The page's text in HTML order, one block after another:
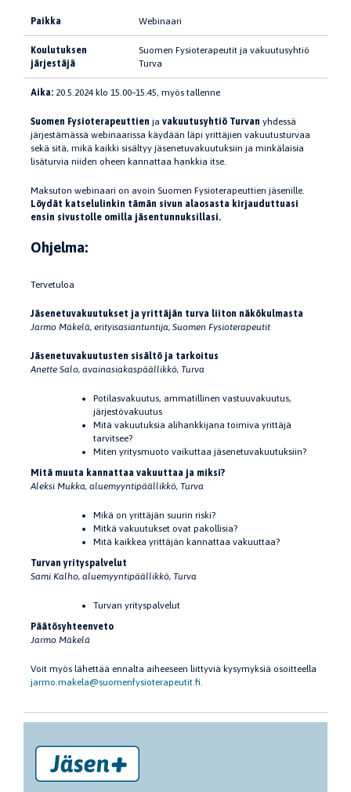
Paikka Webinaari
Koulutuksen
järjestäjä
Suomen Fysioterapeutit ja vakuutusyhtiö
Turva
Aika: 20.5.2024 klo 15.00–15.45, myös tallenne
Suomen Fysioterapeuttien ja vakuutusyhtiö Turvan yhdessä
järjestämässä webinaarissa käydään läpi yrittäjien vakuutusturvaa
sekä sitä, mikä kaikki sisältyy jäsenetuvakuutuksiin ja minkälaisia
lisäturvia niiden oheen kannattaa hankkia itse.
Maksuton webinaari on avoin Suomen Fysioterapeuttien jäsenille.
Löydät katselulinkin tämän sivun alaosasta kirjauduttuasi
ensin sivustolle omilla jäsentunnuksillasi.
Ohjelma:
Tervetuloa
Jäsenetuvakuutukset ja yrittäjän turva liiton näkökulmasta
Jarmo Mäkelä, erityisasiantuntija, Suomen Fysioterapeutit
Jäsenetuvakuutusten sisältö ja tarkoitus
Anette Salo, avainasiakaspäällikkö, Turva
Potilasvakuutus, ammatillinen vastuuvakuutus,
järjestövakuutus
Mitä vakuutuksia alihankkijana toimiva yrittäjä
tarvitsee?
Miten yritysmuoto vaikuttaa jäsenetuvakuutuksiin?
Mitä muuta kannattaa vakuuttaa ja miksi?
Aleksi Mukka, aluemyyntipäällikkö, Turva
Mikä on yrittäjän suurin riski?
Mitkä vakuutukset ovat pakollisia?
Mitä kaikkea yrittäjän kannattaa vakuuttaa?
Turvan yrityspalvelut
Sami Kalho, aluemyyntipäällikkö, Turva
Turvan yrityspalvelut
Päätösyhteenveto
Jarmo Mäkelä
Voit myös lähettää ennalta aiheeseen liittyviä kysymyksiä osoitteella
jarmo.makela@suomenfysioterapeutit.fi.